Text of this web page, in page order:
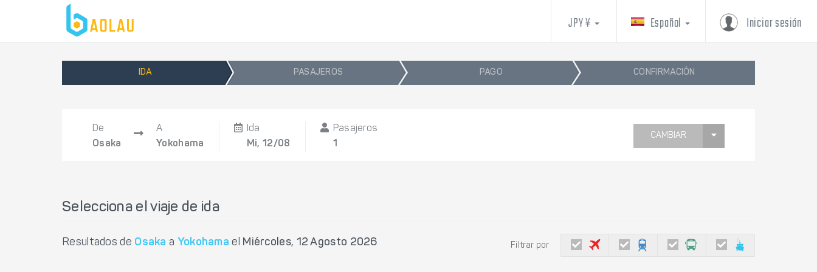
Iniciar sesión
Español
JPY ¥
IDA PASAJEROS PAGO CONFIRMACIÓN
De
Osaka
A
Yokohama
Ida
Mi, 12/08
Pasajeros
1
CAMBIAR
Selecciona el viaje de ida
Resultados de Osaka a Yokohama el Miércoles, 12 Agosto 2026 Filtrar por